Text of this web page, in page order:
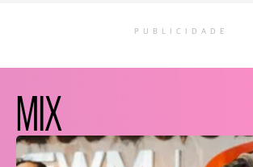
PUBLICIDADE
MIX